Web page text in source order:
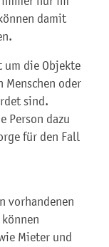
damit
um die Objekte
Menschen oder
sind.
Person dazu
für den Fall
vorhandenen
Mieter und